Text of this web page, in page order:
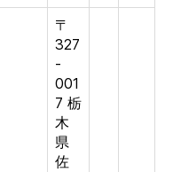
〒
327
-
001
7 栃
木
県
佐